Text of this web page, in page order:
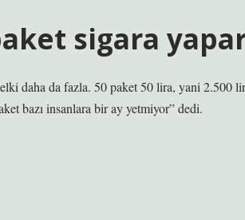
sigara
daha da fazla. 50 paket 50 lira, yani 2.500
bazı insanlara bir ay yetmiyor” dedi.